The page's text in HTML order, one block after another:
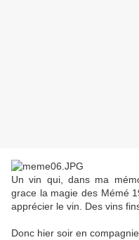
Un vin qui, dans ma
grace la magie des Mémé
apprécier le vin. Des vins
Donc hier soir en